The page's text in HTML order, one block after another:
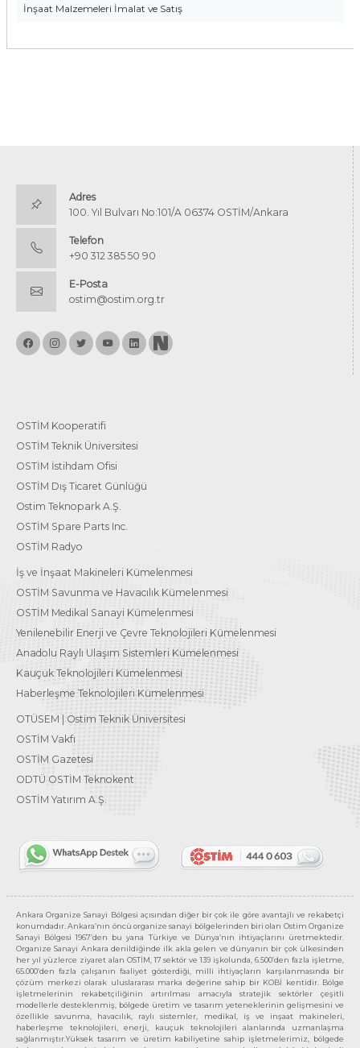
İnşaat Malzemeleri İmalat ve Satış
Adres
100. Yıl Bulvarı No:101/A 06374 OSTİM/Ankara
Telefon
+90 312 385 50 90
E-Posta
ostim@ostim.org.tr
OSTİM Kooperatifi
OSTİM Teknik Üniversitesi
OSTİM İstihdam Ofisi
OSTİM Dış Ticaret Günlüğü
Ostim Teknopark A.Ş.
OSTİM Spare Parts Inc.
OSTİM Radyo
İş ve İnşaat Makineleri Kümelenmesi
OSTİM Savunma ve Havacılık Kümelenmesi
OSTİM Medikal Sanayi Kümelenmesi
Yenilenebilir Enerji ve Çevre Teknolojileri Kümelenmesi
Anadolu Raylı Ulaşım Sistemleri Kümelenmesi
Kauçuk Teknolojileri Kümelenmesi
Haberleşme Teknolojileri Kümelenmesi
OTÜSEM | Ostim Teknik Üniversitesi
OSTİM Vakfı
OSTİM Gazetesi
ODTÜ OSTİM Teknokent
OSTİM Yatırım A.Ş.
Ankara Organize Sanayi Bölgesi açısından diğer bir çok ile göre avantajlı ve rekabetçi
konumdadır. Ankara’nın öncü organize sanayi bölgelerinden biri olan Ostim Organize
Sanayi Bölgesi 1967’den bu yana Türkiye ve Dünya’nın ihtiyaçlarını üretmektedir.
Organize Sanayi Ankara denildiğinde ilk akla gelen ve dünyanın bir çok ülkesinden
her yıl yüzlerce ziyaret alan OSTİM, 17 sektör ve 139 işkolunda, 6.500’den fazla işletme,
65.000’den fazla çalışanın faaliyet gösterdiği, milli ihtiyaçların karşılanmasında bir
çözüm merkezi olarak uluslararası marka değerine sahip bir KOBİ kentidir. Bölge
işletmelerinin rekabetçiliğinin artırılması amacıyla stratejik sektörler çeşitli
modellerle desteklenmiş, bölgede üretim ve tasarım yeteneklerinin gelişmesini ve
özellikle savunma, havacılık, raylı sistemler, medikal, iş ve inşaat makineleri,
haberleşme teknolojileri, enerji, kauçuk teknolojileri alanlarında uzmanlaşma
sağlanmıştır.Yüksek tasarım ve üretim kabiliyetine sahip işletmelerimiz, bölgede